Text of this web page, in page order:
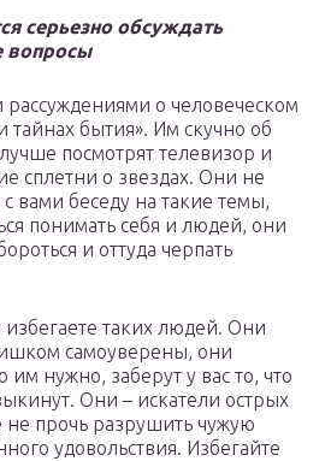
серьезно обсуждать
вопросы
рассуждениями о человеческом
тайнах бытия». Им скучно об
посмотрят телевизор и
сплетни о звездах. Они не
вами беседу на такие темы,
понимать себя и людей, они
и оттуда черпать
таких людей. Они
самоуверены, они
им нужно, заберут у вас то, что
Они – искатели острых
прочь разрушить чужую
удовольствия. Избегайте